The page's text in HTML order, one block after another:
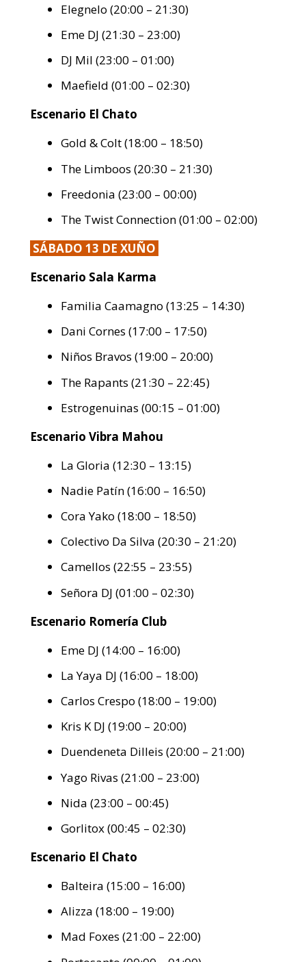
Elegnelo (20:00 – 21:30)
Eme DJ (21:30 – 23:00)
DJ Mil (23:00 – 01:00)
Maefield (01:00 – 02:30)
Escenario El Chato
Gold & Colt (18:00 – 18:50)
The Limboos (20:30 – 21:30)
Freedonia (23:00 – 00:00)
The Twist Connection (01:00 – 02:00)
SÁBADO 13 DE XUÑO
Escenario Sala Karma
Familia Caamagno (13:25 – 14:30)
Dani Cornes (17:00 – 17:50)
Niños Bravos (19:00 – 20:00)
The Rapants (21:30 – 22:45)
Estrogenuinas (00:15 – 01:00)
Escenario Vibra Mahou
La Gloria (12:30 – 13:15)
Nadie Patín (16:00 – 16:50)
Cora Yako (18:00 – 18:50)
Colectivo Da Silva (20:30 – 21:20)
Camellos (22:55 – 23:55)
Señora DJ (01:00 – 02:30)
Escenario Romería Club
Eme DJ (14:00 – 16:00)
La Yaya DJ (16:00 – 18:00)
Carlos Crespo (18:00 – 19:00)
Kris K DJ (19:00 – 20:00)
Duendeneta Dilleis (20:00 – 21:00)
Yago Rivas (21:00 – 23:00)
Nida (23:00 – 00:45)
Gorlitox (00:45 – 02:30)
Escenario El Chato
Balteira (15:00 – 16:00)
Alizza (18:00 – 19:00)
Mad Foxes (21:00 – 22:00)